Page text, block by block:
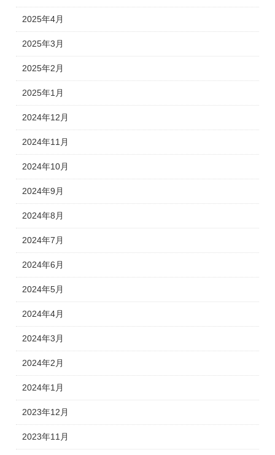
2025年4月
2025年3月
2025年2月
2025年1月
2024年12月
2024年11月
2024年10月
2024年9月
2024年8月
2024年7月
2024年6月
2024年5月
2024年4月
2024年3月
2024年2月
2024年1月
2023年12月
2023年11月